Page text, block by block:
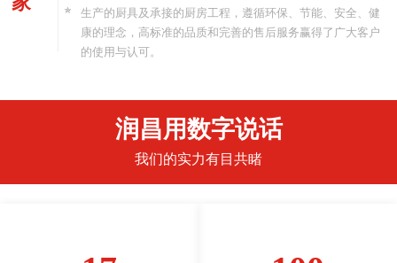
生产的厨具及承接的厨房工程，遵循环保、节能、安全、健
康的理念，高标准的品质和完善的售后服务赢得了广大客户
的使用与认可。
润昌用数字说话
我们的实力有目共睹